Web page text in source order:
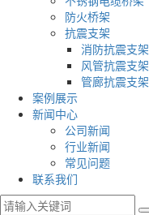
防火桥架
抗震支架
消防抗震支架
风管抗震支架
管廊抗震支架
案例展示
新闻中心
公司新闻
行业新闻
常见问题
联系我们